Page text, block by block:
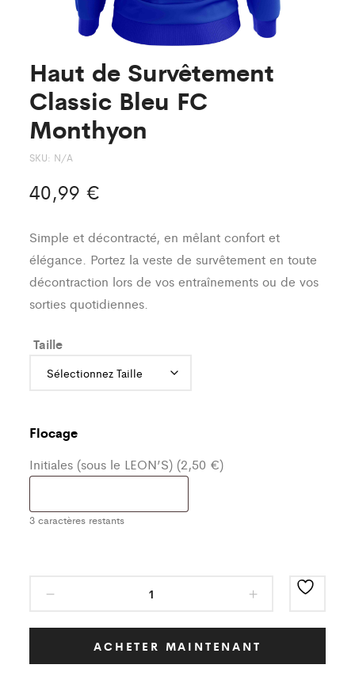
Haut de Survêtement
Classic Bleu FC
Monthyon
SKU: N/A
40,99 €
Simple et décontracté, en mêlant confort et
élégance. Portez la veste de survêtement en toute
décontraction lors de vos entraînements ou de vos
sorties quotidiennes.
Taille
Flocage
Initiales (sous le LEON’S) (2,50 €)
3 caractères restants
Survêtement
Classic
Bleu
ACHETER MAINTENANT